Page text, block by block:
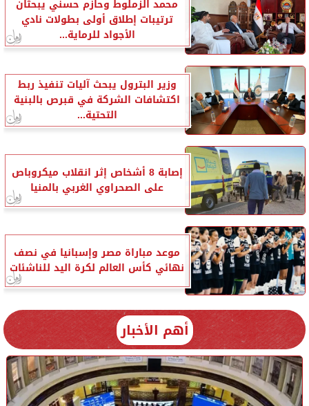
محمد الزملوط وحازم حسني يبحثان
ترتيبات إطلاق أولى بطولات نادي
الأجواد للرماية...
وزير البترول يبحث آليات تنفيذ ربط
اكتشافات الشركة في قبرص بالبنية
التحتية...
إصابة 8 أشخاص إثر انقلاب ميكروباص
على الصحراوي الغربي بالمنيا
موعد مباراة مصر وإسبانيا في نصف
نهائي كأس العالم لكرة اليد للناشئات
أهم الأخبار